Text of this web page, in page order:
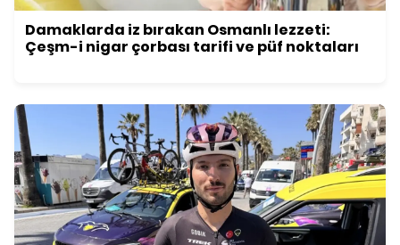
Damaklarda iz bırakan Osmanlı lezzeti:
Çeşm-i nigar çorbası tarifi ve püf noktaları